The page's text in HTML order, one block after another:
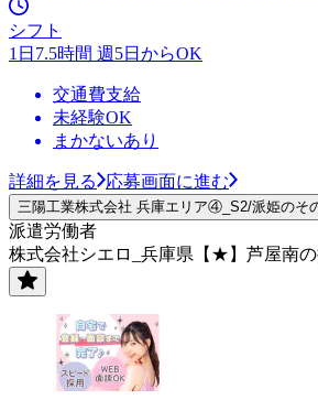
シフト
1日7.5時間 週5日からOK
交通費支給
未経験OK
まかないあり
詳細を見る 応募画面に進む
三陽工業株式会社 兵庫エリア④_S2/派姫のそ
派遣労働者
株式会社シエロ_兵庫県【★】芦屋南